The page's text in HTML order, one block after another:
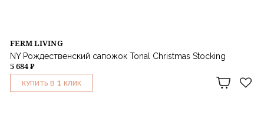
FERM LIVING
NY Рождественский сапожок Tonal Christmas Stocking
5 684 ₽
КУПИТЬ В 1 КЛИК